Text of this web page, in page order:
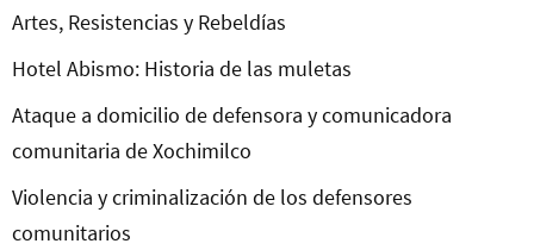
Artes, Resistencias y Rebeldías
Hotel Abismo: Historia de las muletas
Ataque a domicilio de defensora y comunicadora
comunitaria de Xochimilco
Violencia y criminalización de los defensores
comunitarios